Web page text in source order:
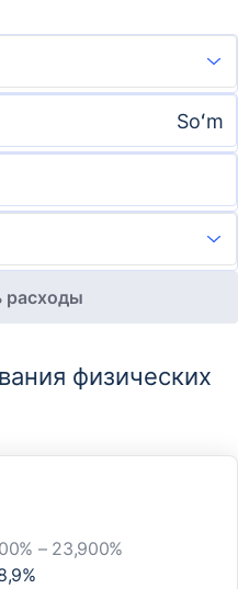
Soʻm
расходы
физических
– 23,900%
%